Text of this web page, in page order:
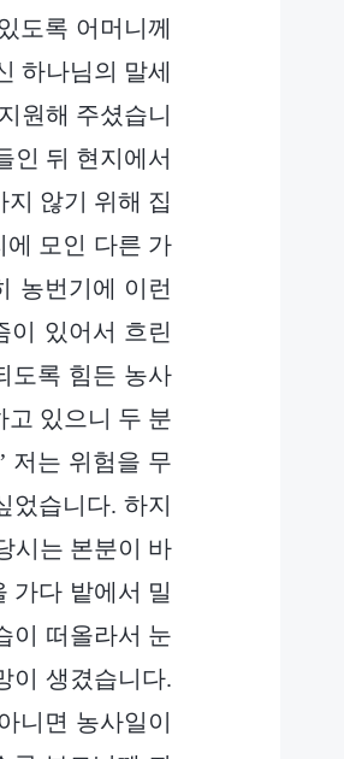
도록 어머니께
하나님의 말세
원해 주셨습니
인 뒤 현지에서
않기 위해 집
에 모인 다른 가
농번기에 이런
이 있어서 흐린
도록 힘든 농사
고 있으니 두 분
저는 위험을 무
습니다. 하지
시는 본분이 바
가다 밭에서 밀
이 떠올라서 눈
이 생겼습니다.
니면 농사일이